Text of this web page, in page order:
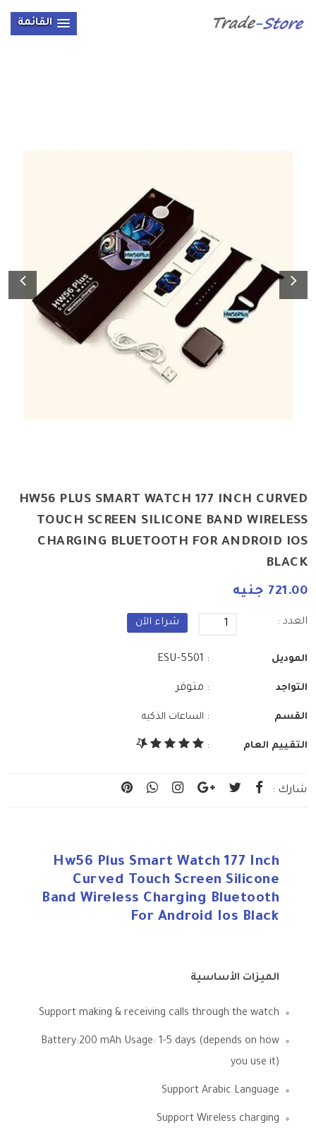
القائمة
HW56 PLUS SMART WATCH 177 INCH CURVED
TOUCH SCREEN SILICONE BAND WIRELESS
CHARGING BLUETOOTH FOR ANDROID IOS
BLACK
721.00 جنيه
العدد : شراء الآن
الموديل : ESU-5501
التواجد : متوفر
القسم : الساعات الذكيه
التقييم العام :
شارك :
Hw56 Plus Smart Watch 177 Inch
Curved Touch Screen Silicone
Band Wireless Charging Bluetooth
For Android Ios Black
الميزات الأساسية
Support making & receiving calls through the watch
Battery:200 mAh Usage: 1-5 days (depends on how
you use it)
Support Arabic Language
Support Wireless charging